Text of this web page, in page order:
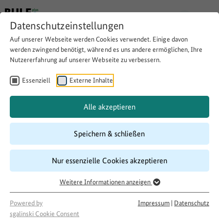
Datenschutzeinstellungen
Auf unserer Webseite werden Cookies verwendet. Einige davon
werden zwingend benötigt, während es uns andere ermöglichen, Ihre
Nutzererfahrung auf unserer Webseite zu verbessern.
Essenziell Externe Inhalte
Alle akzeptieren
Speichern & schließen
Nur essenzielle Cookies akzeptieren
Weitere Informationen anzeigen
Powered by
sgalinski Cookie Consent
Impressum | Datenschutz
Ein kleiner Paradies-
Stadtgarten
Download Copy link
03/2017–02/2018
500 LandInitiativen
Projektakteur